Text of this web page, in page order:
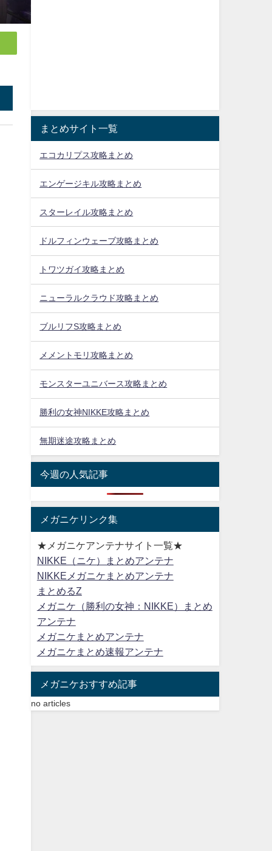
まとめサイト一覧
エコカリプス攻略まとめ
エンゲージキル攻略まとめ
スターレイル攻略まとめ
ドルフィンウェーブ攻略まとめ
トワツガイ攻略まとめ
ニューラルクラウド攻略まとめ
ブルリフS攻略まとめ
メメントモリ攻略まとめ
モンスターユニバース攻略まとめ
勝利の女神NIKKE攻略まとめ
無期迷途攻略まとめ
今週の人気記事
メガニケリンク集
★メガニケアンテナサイト一覧★
NIKKE（ニケ）まとめアンテナ
NIKKEメガニケまとめアンテナ
まとめるZ
メガニケ（勝利の女神：NIKKE）まとめ
アンテナ
メガニケまとめアンテナ
メガニケまとめ速報アンテナ
メガニケおすすめ記事
no articles